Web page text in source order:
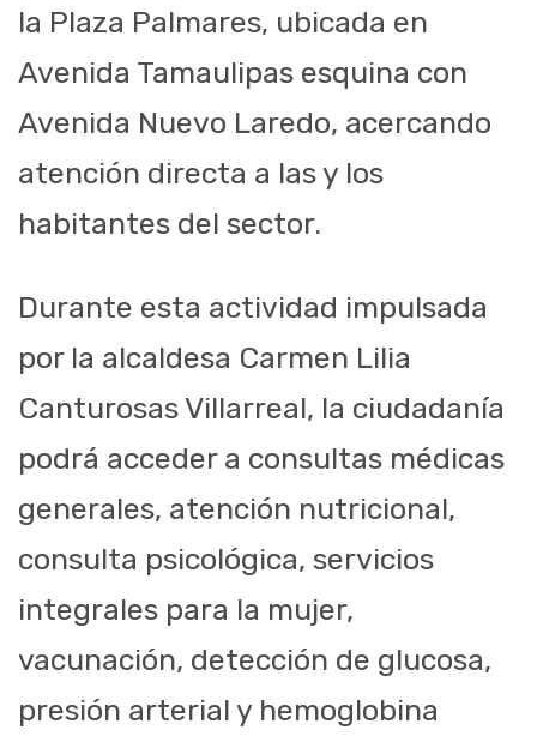
la Plaza Palmares, ubicada en
Avenida Tamaulipas esquina con
Avenida Nuevo Laredo, acercando
atención directa a las y los
habitantes del sector.
Durante esta actividad impulsada
por la alcaldesa Carmen Lilia
Canturosas Villarreal, la ciudadanía
podrá acceder a consultas médicas
generales, atención nutricional,
consulta psicológica, servicios
integrales para la mujer,
vacunación, detección de glucosa,
presión arterial y hemoglobina